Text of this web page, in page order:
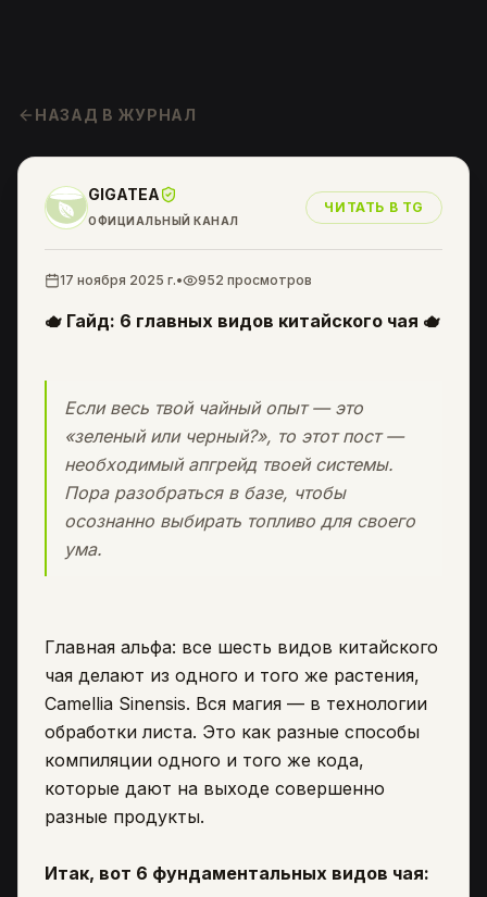
НАЗАД В ЖУРНАЛ
GIGATEA
ОФИЦИАЛЬНЫЙ КАНАЛ
ЧИТАТЬ В TG
17 ноября 2025 г.• 952 просмотров
🫖 Гайд: 6 главных видов китайского чая 🫖
Если весь твой чайный опыт — это
«зеленый или черный?», то этот пост —
необходимый апгрейд твоей системы.
Пора разобраться в базе, чтобы
осознанно выбирать топливо для своего
ума.
Главная альфа: все шесть видов китайского
чая делают из одного и того же растения,
Camellia Sinensis. Вся магия — в технологии
обработки листа. Это как разные способы
компиляции одного и того же кода,
которые дают на выходе совершенно
разные продукты.
Итак, вот 6 фундаментальных видов чая: